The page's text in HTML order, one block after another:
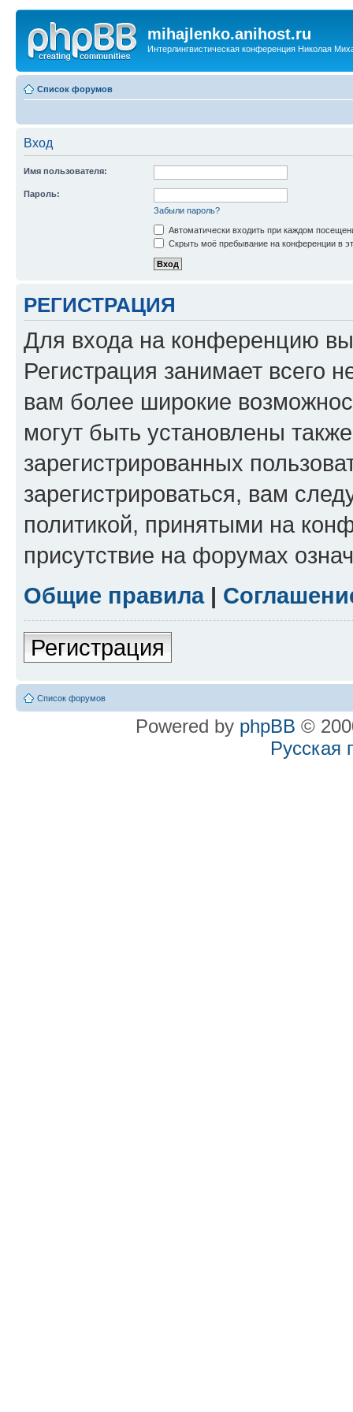
mihajlenko.anihost.ru
Интерлингвистическая конференция Николая
Список форумов
Вход
Имя пользователя:
Пароль:
Забыли пароль?
Автоматически входить при каждом
Скрыть моё пребывание на конференции в
РЕГИСТРАЦИЯ
Для входа на конференцию
Регистрация занимает всего
вам более широкие
могут быть установлены
зарегистрированных
зарегистрироваться, вам
политикой, принятыми на
присутствие на форумах
Общие правила|
Регистрация
Список форумов
Powered by phpBB ©
Русская